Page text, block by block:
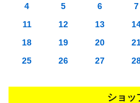
4
5 6 7
11
12 13
18
19 20
25
26 27
ショッ